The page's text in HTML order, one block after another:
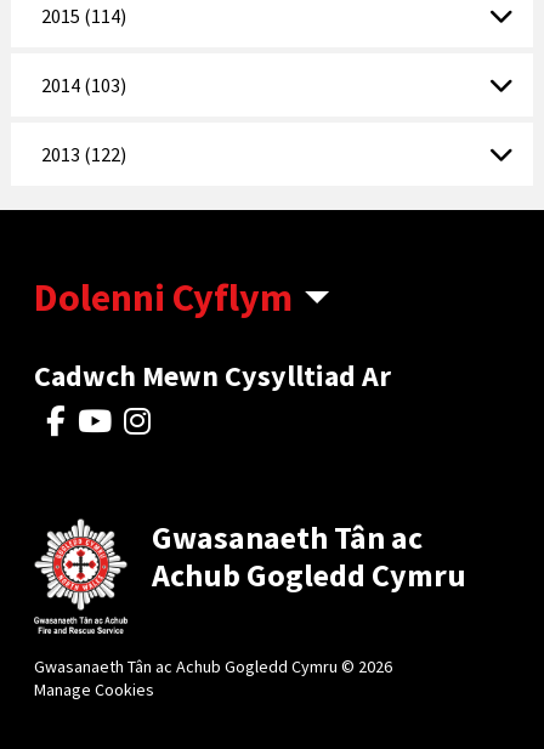
2015 (114)
2014 (103)
2013 (122)
Dolenni Cyflym
Cadwch Mewn Cysylltiad Ar
Gwasanaeth Tân ac
Achub Gogledd Cymru
Gwasanaeth Tân ac Achub Gogledd Cymru © 2026
Manage Cookies